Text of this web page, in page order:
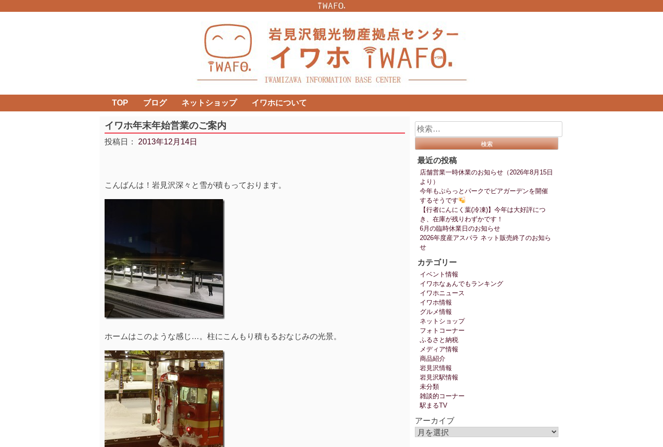
TOP ブログ ネットショップ イワホについて
イワホ年末年始営業のご案内
投稿日： 2013年12月14日
こんばんは！岩見沢深々と雪が積もっております。
ホームはこのような感じ…。柱にこんもり積もるおなじみの光景。
検
索:
最近の投稿
店舗営業一時休業のお知らせ（2026年8月15日
より）
今年もぷらっとパークでビアガーデンを開催
するそうです
【行者にんにく葉(冷凍)】今年は大好評につ
き、在庫が残りわずかです！
6月の臨時休業日のお知らせ
2026年度産アスパラ ネット販売終了のお知ら
せ
カテゴリー
イベント情報
イワホなぁんでもランキング
イワホニュース
イワホ情報
グルメ情報
ネットショップ
フォトコーナー
ふるさと納税
メディア情報
商品紹介
岩見沢情報
岩見沢駅情報
未分類
雑談的コーナー
駅まるTV
アーカイブ